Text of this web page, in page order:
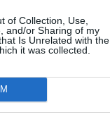
of Collection, Use,
and/or Sharing of my
Is Unrelated with the
it was collected.
Virgilio Machado